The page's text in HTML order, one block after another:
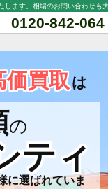
します。相場のお問い合わせも
0120-842-064
価買取は
の
ティ
に選ばれていま